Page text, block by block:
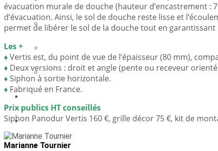
Stratégie Résultats
Industrie sanitaire en cartes et tableaux
Usines / Production
Marché
Tendances
Initiatives
Réglementation
Distribution
Industrie
Stratégie Résultats
évacuation murale de douche (hauteur d’encastrement
d’évacuation. Ainsi, le sol de douche reste lisse et
permet de libérer le sol de la douche tout en garantissant
Les +
♦Vertis est, du point de vue de l’épaisseur (80 mm),
♦ Deux versions : droit et angle (pente ou receveur
♦ Siphon à sortie horizontale.
♦ Fabriqué en France.
Prix publics HT conseillés
Siphon Panodur Vertis 160 €, grille décor 75 €, kit de
Marianne Tournier